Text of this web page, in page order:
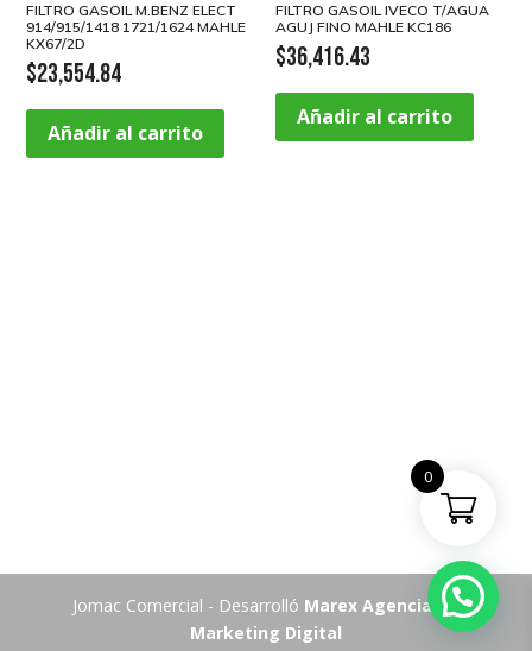
FILTRO GASOIL M.BENZ ELECT
914/915/1418 1721/1624 MAHLE
KX67/2D
$23,554.84
Añadir al carrito
FILTRO GASOIL IVECO T/AGUA
AGUJ FINO MAHLE KC186
$36,416.43
Añadir al carrito
Jomac Comercial - Desarrolló Marex Agencia de
Marketing Digital
0